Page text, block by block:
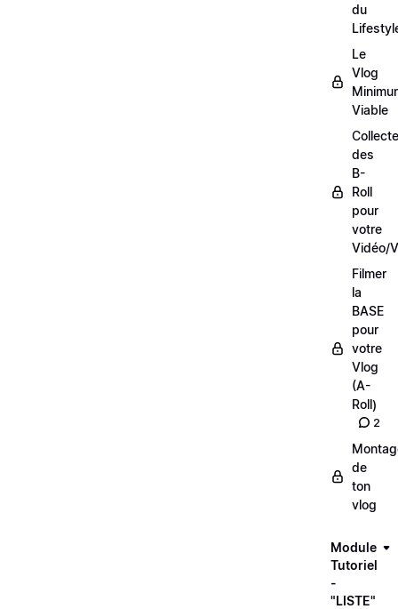
du
Le
Vlog
Viable
des
B-
Roll
pour
votre
Vidéo/
Filmer
la
BASE
pour
votre
Vlog
(A-
Roll)
2
de
ton
vlog
Module
Tutoriel
-
"LISTE"